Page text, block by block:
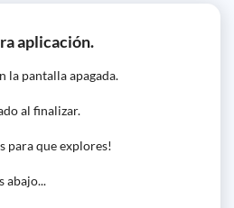
aplicación.
la pantalla apagada.
al finalizar.
para que explores!
abajo...